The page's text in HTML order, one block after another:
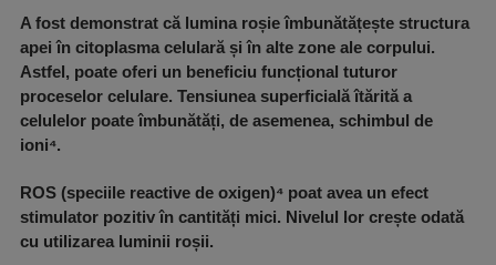
A fost demonstrat că lumina roșie îmbunătățește structura
apei în citoplasma celulară și în alte zone ale corpului.
Astfel, poate oferi un beneficiu funcțional tuturor
proceselor celulare. Tensiunea superficială îtărită a
celulelor poate îmbunătăți, de asemenea, schimbul de
ioni⁴.
ROS (speciile reactive de oxigen)⁴ poat avea un efect
stimulator pozitiv în cantități mici. Nivelul lor crește odată
cu utilizarea luminii roșii.